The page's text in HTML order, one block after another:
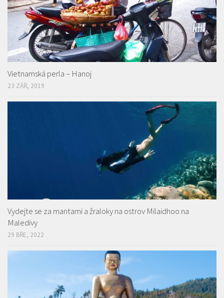
Vietnamská perla – Hanoj
23 ZÁŘ, 2019
Vydejte se za mantami a žraloky na ostrov Milaidhoo na
Maledivy
29 BŘE, 2022